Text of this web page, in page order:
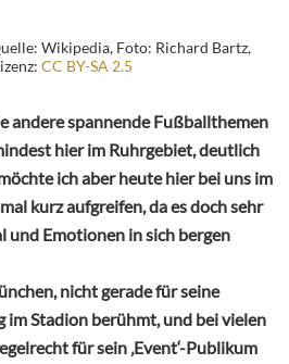
Wikipedia, Foto: Richard Bartz,
CC BY-SA 2.5
andere spannende Fußballthemen
hier im Ruhrgebiet, deutlich
ich aber heute hier bei uns im
kurz aufgreifen, da es doch sehr
Emotionen in sich bergen
nicht gerade für seine
im Stadion berühmt, und bei vielen
für sein ‚Event‘-Publikum